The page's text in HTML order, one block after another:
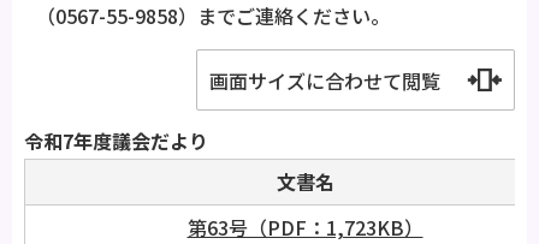
（0567-55-9858）までご連絡ください。
画面サイズに合わせて閲覧
令和7年度議会だより
文書名
第63号（PDF：1,723KB）